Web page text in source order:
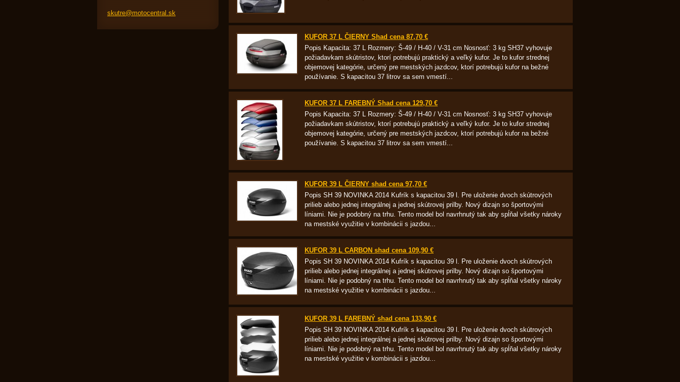
KUFOR 37 L ČIERNY Shad cena 87,70 €
Popis Kapacita: 37 L Rozmery: Š-49 / H-40 / V-31 cm Nosnosť: 3 kg SH37 vyhovuje
požiadavkam skútristov, ktorí potrebujú praktický a veľký kufor. Je to kufor strednej
objemovej kategórie, určený pre mestských jazdcov, ktorí potrebujú kufor na bežné
používanie. S kapacitou 37 litrov sa sem vmestí...
KUFOR 37 L FAREBNÝ Shad cena 129,70 €
Popis Kapacita: 37 L Rozmery: Š-49 / H-40 / V-31 cm Nosnosť: 3 kg SH37 vyhovuje
požiadavkam skútristov, ktorí potrebujú praktický a veľký kufor. Je to kufor strednej
objemovej kategórie, určený pre mestských jazdcov, ktorí potrebujú kufor na bežné
používanie. S kapacitou 37 litrov sa sem vmestí...
KUFOR 39 L ČIERNY shad cena 97,70 €
Popis SH 39 NOVINKA 2014 Kufrík s kapacitou 39 l. Pre uloženie dvoch skútrových
prilieb alebo jednej integrálnej a jednej skútrovej prilby. Nový dizajn so športovými
líniami. Nie je podobný na trhu. Tento model bol navrhnutý tak aby spĺňal všetky nároky
na mestské využitie v kombinácii s jazdou...
KUFOR 39 L CARBON shad cena 109,90 €
Popis SH 39 NOVINKA 2014 Kufrík s kapacitou 39 l. Pre uloženie dvoch skútrových
prilieb alebo jednej integrálnej a jednej skútrovej prilby. Nový dizajn so športovými
líniami. Nie je podobný na trhu. Tento model bol navrhnutý tak aby spĺňal všetky nároky
na mestské využitie v kombinácii s jazdou...
KUFOR 39 L FAREBNÝ shad cena 133,90 €
Popis SH 39 NOVINKA 2014 Kufrík s kapacitou 39 l. Pre uloženie dvoch skútrových
prilieb alebo jednej integrálnej a jednej skútrovej prilby. Nový dizajn so športovými
líniami. Nie je podobný na trhu. Tento model bol navrhnutý tak aby spĺňal všetky nároky
na mestské využitie v kombinácii s jazdou...
skutre@motocentral.sk